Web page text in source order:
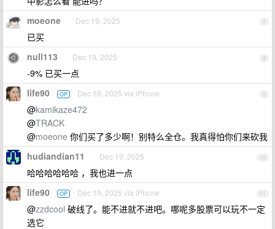
7
moeone Dec 19, 2025
已买
8
null113 Dec 19, 2025
-9% 已买一点
9
life90 OP Dec 19, 2025 via iPhone
@kamikaze472
@TRACK
@moeone 你们买了多少啊！别特么全仓。我真得怕你们来砍我
10
hudiandian11 Dec 19, 2025
哈哈哈哈哈哈 ，我也进一点
11
life90 OP Dec 19, 2025 via iPhone
@zzdcool 破线了。能不进就不进吧。哪呢多股票可以玩不一定
选它